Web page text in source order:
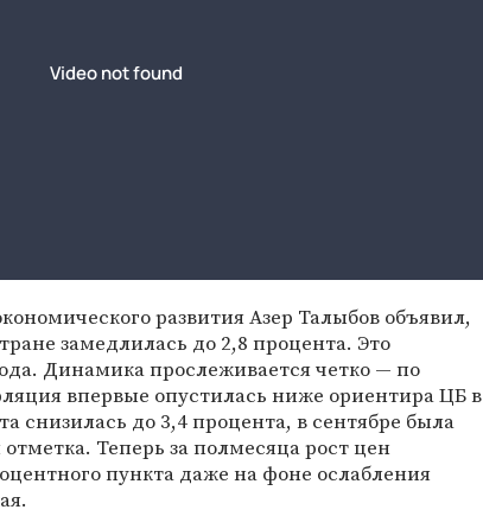
развития Азер Талыбов объявил,
замедлилась до 2,8 процента. Это
Динамика прослеживается четко — по
впервые опустилась ниже ориентира ЦБ в
снизилась до 3,4 процента, в сентябре была
Теперь за полмесяца рост цен
пункта даже на фоне ослабления